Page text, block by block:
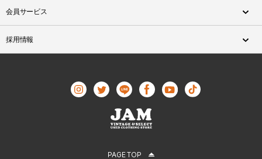
会員サービス
採用情報
PAGE TOP